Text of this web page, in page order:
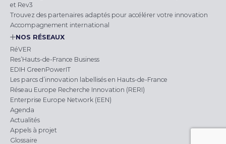
et Rev3
Trouvez des partenaires adaptés pour accélérer votre innovation
Accompagnement international
NOS RÉSEAUX
RéVER
Res’Hauts-de-France Business
EDIH GreenPowerIT
Les parcs d’innovation labellisés en Hauts-de-France
Réseau Europe Recherche Innovation (RERI)
Enterprise Europe Network (EEN)
Agenda
Actualités
Appels à projet
Glossaire